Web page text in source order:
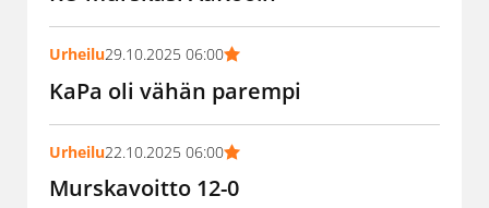
Urheilu29.10.2025 06:00
KaPa oli vähän parempi
Urheilu22.10.2025 06:00
Murskavoitto 12-0